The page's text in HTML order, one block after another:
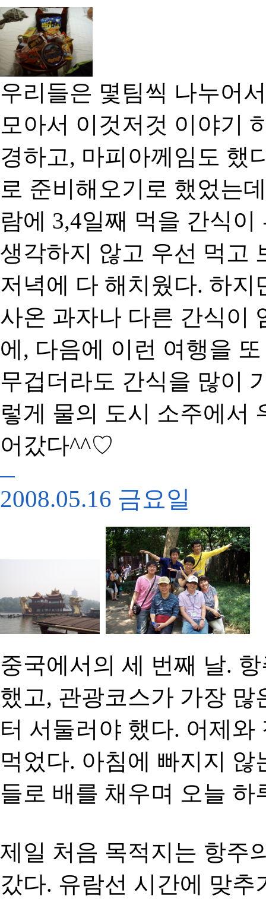
우리들은 몇팀씩 나누어
모아서 이것저것 이야기
경하고, 마피아께임도 했
로 준비해오기로 했었는
람에 3,4일째 먹을 간식
생각하지 않고 우선 먹고
저녁에 다 해치웠다. 하
사온 과자나 다른 간식이
에, 다음에 이런 여행을
무겁더라도 간식을 많이
렇게 물의 도시 소주에서
어갔다^^♡
2008.05.16 금요일
중국에서의 세 번째 날.
했고, 관광코스가 가장
터 서둘러야 했다. 어제
먹었다. 아침에 빠지지
들로 배를 채우며 오늘
제일 처음 목적지는 항주
갔다. 유람선 시간에 맞